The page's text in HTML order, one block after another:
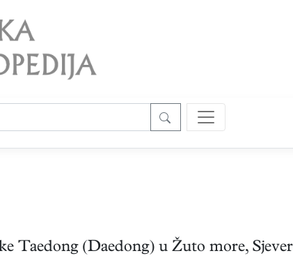
Taedong (Daedong) u Žuto more,